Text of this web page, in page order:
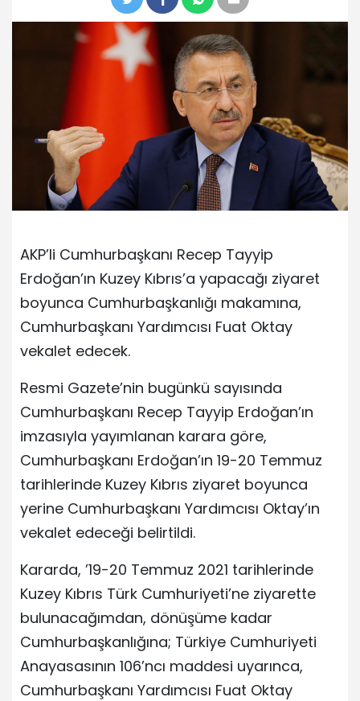
AKP’li Cumhurbaşkanı Recep Tayyip
Erdoğan’ın Kuzey Kıbrıs’a yapacağı ziyaret
boyunca Cumhurbaşkanlığı makamına,
Cumhurbaşkanı Yardımcısı Fuat Oktay
vekalet edecek.
Resmi Gazete’nin bugünkü sayısında
Cumhurbaşkanı Recep Tayyip Erdoğan’ın
imzasıyla yayımlanan karara göre,
Cumhurbaşkanı Erdoğan’ın 19-20 Temmuz
tarihlerinde Kuzey Kıbrıs ziyaret boyunca
yerine Cumhurbaşkanı Yardımcısı Oktay’ın
vekalet edeceği belirtildi.
Kararda, ’19-20 Temmuz 2021 tarihlerinde
Kuzey Kıbrıs Türk Cumhuriyeti’ne ziyarette
bulunacağımdan, dönüşüme kadar
Cumhurbaşkanlığına; Türkiye Cumhuriyeti
Anayasasının 106’ncı maddesi uyarınca,
Cumhurbaşkanı Yardımcısı Fuat Oktay